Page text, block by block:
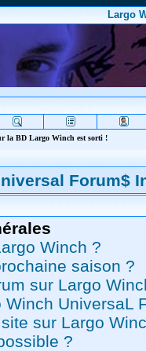
Largo
la BD Largo Winch est sorti !
Forum$
Winch ?
saison ?
sur Largo
Winch UniversaL
sur Largo
?